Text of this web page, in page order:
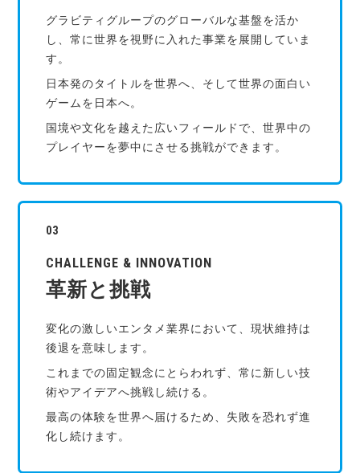
グラビティグループのグローバルな基盤を活か
し、常に世界を視野に入れた事業を展開していま
す。
日本発のタイトルを世界へ、そして世界の面白い
ゲームを日本へ。
国境や文化を越えた広いフィールドで、世界中の
プレイヤーを夢中にさせる挑戦ができます。
CHALLENGE & INNOVATION
革新と挑戦
変化の激しいエンタメ業界において、現状維持は
後退を意味します。
これまでの固定観念にとらわれず、常に新しい技
術やアイデアへ挑戦し続ける。
最高の体験を世界へ届けるため、失敗を恐れず進
化し続けます。